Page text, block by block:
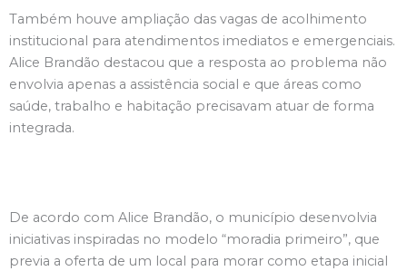
Também houve ampliação das vagas de acolhimento
institucional para atendimentos imediatos e emergenciais.
Alice Brandão destacou que a resposta ao problema não
envolvia apenas a assistência social e que áreas como
saúde, trabalho e habitação precisavam atuar de forma
integrada.
De acordo com Alice Brandão, o município desenvolvia
iniciativas inspiradas no modelo “moradia primeiro”, que
previa a oferta de um local para morar como etapa inicial